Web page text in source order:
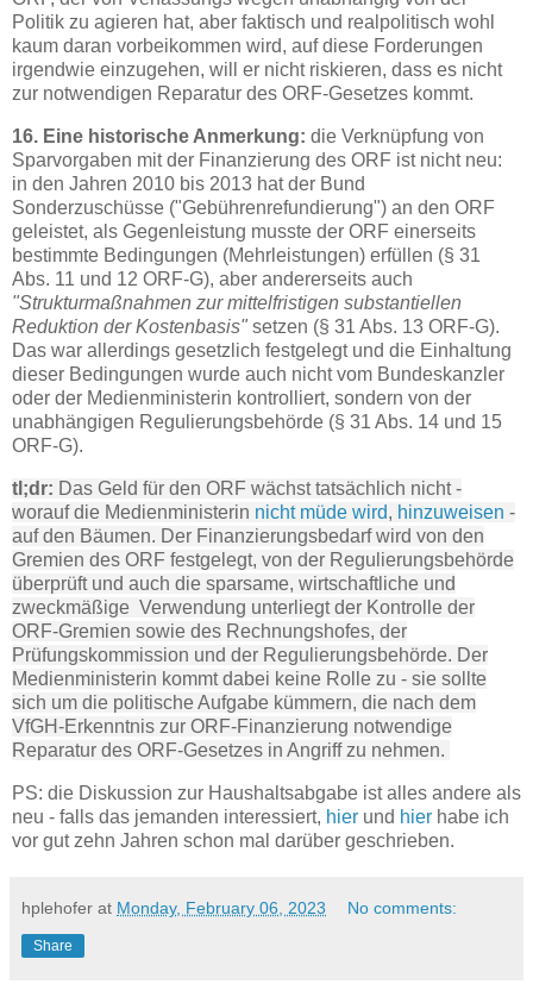
Politik zu agieren hat, aber faktisch und realpolitisch wohl
kaum daran vorbeikommen wird, auf diese Forderungen
irgendwie einzugehen, will er nicht riskieren, dass es nicht
zur notwendigen Reparatur des ORF-Gesetzes kommt.
16. Eine historische Anmerkung: die Verknüpfung von
Sparvorgaben mit der Finanzierung des ORF ist nicht neu:
in den Jahren 2010 bis 2013 hat der Bund
Sonderzuschüsse ("Gebührenrefundierung") an den ORF
geleistet, als Gegenleistung musste der ORF einerseits
bestimmte Bedingungen (Mehrleistungen) erfüllen (§ 31
Abs. 11 und 12 ORF-G), aber andererseits auch
"Strukturmaßnahmen zur mittelfristigen substantiellen
Reduktion der Kostenbasis" setzen (§ 31 Abs. 13 ORF-G).
Das war allerdings gesetzlich festgelegt und die Einhaltung
dieser Bedingungen wurde auch nicht vom Bundeskanzler
oder der Medienministerin kontrolliert, sondern von der
unabhängigen Regulierungsbehörde (§ 31 Abs. 14 und 15
ORF-G).
tl;dr: Das Geld für den ORF wächst tatsächlich nicht -
worauf die Medienministerin nicht müde wird, hinzuweisen -
auf den Bäumen. Der Finanzierungsbedarf wird von den
Gremien des ORF festgelegt, von der Regulierungsbehörde
überprüft und auch die sparsame, wirtschaftliche und
zweckmäßige Verwendung unterliegt der Kontrolle der
ORF-Gremien sowie des Rechnungshofes, der
Prüfungskommission und der Regulierungsbehörde. Der
Medienministerin kommt dabei keine Rolle zu - sie sollte
sich um die politische Aufgabe kümmern, die nach dem
VfGH-Erkenntnis zur ORF-Finanzierung notwendige
Reparatur des ORF-Gesetzes in Angriff zu nehmen.
PS: die Diskussion zur Haushaltsabgabe ist alles andere als
neu - falls das jemanden interessiert, hier und hier habe ich
vor gut zehn Jahren schon mal darüber geschrieben.
hplehofer at Monday, February 06, 2023 No comments:
Share